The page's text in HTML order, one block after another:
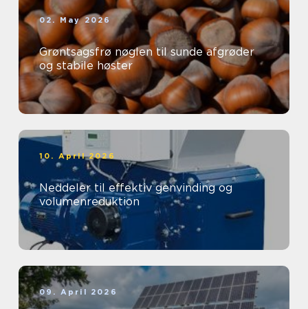
02. May 2026
Grøntsagsfrø nøglen til sunde afgrøder
og stabile høster
10. April 2026
Neddeler til effektiv genvinding og
volumenreduktion
09. April 2026